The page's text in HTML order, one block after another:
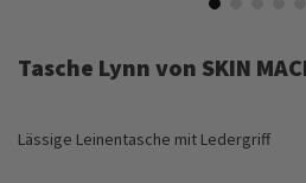
the
the
Tasche Lynn von SKIN
Lässige Leinentasche mit Ledergriff